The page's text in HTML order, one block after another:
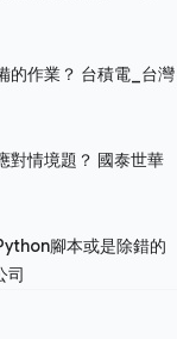
的作業？ 台積電_台灣
對情境題？ 國泰世華
腳本或是除錯的
司